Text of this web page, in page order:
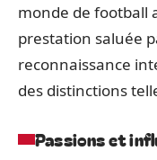
monde de football
prestation saluée
reconnaissance
des distinctions
Passions et